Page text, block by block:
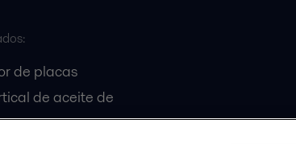
de placas
de aceite de